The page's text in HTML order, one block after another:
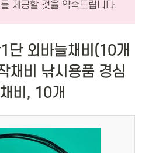
제공할 것을 약속드립니다.
단 외바늘채비(10개
채비 낚시용품 경심
비, 10개